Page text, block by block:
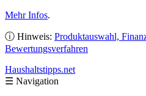
Mehr Infos.
ⓘ Hinweis: Produktauswahl,
Bewertungsverfahren
Haushaltstipps.net
☰ Navigation